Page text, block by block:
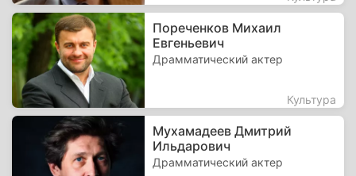
Пореченков Михаил
Евгеньевич
Драмматический актер
Культура
Мухамадеев Дмитрий
Ильдарович
Драмматический актер